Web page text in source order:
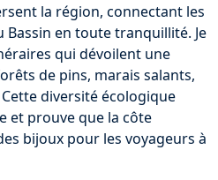
la région, connectant les
en toute tranquillité. Je
qui dévoilent une
de pins, marais salants,
diversité écologique
et prouve que la côte
bijoux pour les voyageurs à